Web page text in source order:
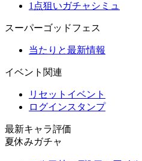
1点狙いガチャシミュ
スーパーゴッドフェス
当たりと最新情報
イベント関連
リセットイベント
ログインスタンプ
最新キャラ評価
夏休みガチャ